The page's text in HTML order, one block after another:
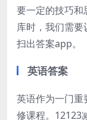
要一定的技巧
库时，我们需
扫出答案app。
英语答案
英语作为一门
修课程。12123